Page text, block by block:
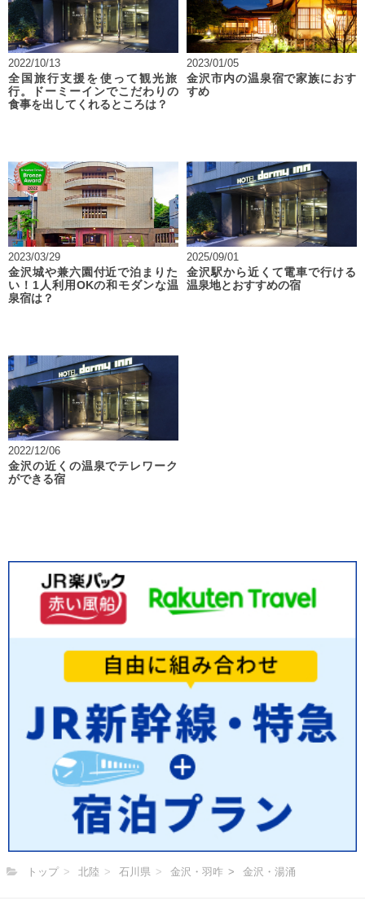
2022/10/13
全国旅行支援を使って観光旅
行。ドーミーインでこだわりの
食事を出してくれるところは？
2023/01/05
金沢市内の温泉宿で家族におす
すめ
2023/03/29
金沢城や兼六園付近で泊まりた
い！1人利用OKの和モダンな温
泉宿は？
2025/09/01
金沢駅から近くて電車で行ける
温泉地とおすすめの宿
2022/12/06
金沢の近くの温泉でテレワーク
ができる宿
トップ 北陸 石川県 金沢・羽咋 金沢・湯涌